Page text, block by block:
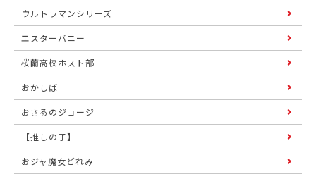
ウルトラマンシリーズ
エスターバニー
桜蘭高校ホスト部
おかしば
おさるのジョージ
【推しの子】
おジャ魔女どれみ